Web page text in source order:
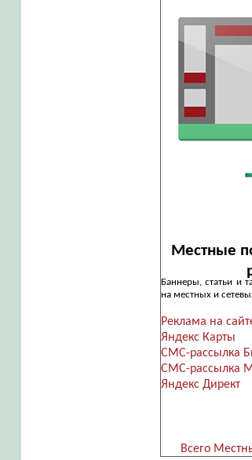
Местные
Баннеры, статьи и
на местных и
Реклама на
Яндекс Карты
СМС-рассылка
СМС-рассылка
Яндекс Директ
Всего